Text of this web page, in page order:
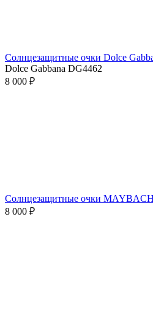
Солнцезащитные очки Dolce
Dolce Gabbana DG4462
8 000 ₽
Солнцезащитные очки
8 000 ₽